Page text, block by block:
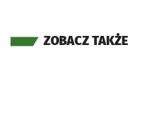
ZOBACZ TAKŻE